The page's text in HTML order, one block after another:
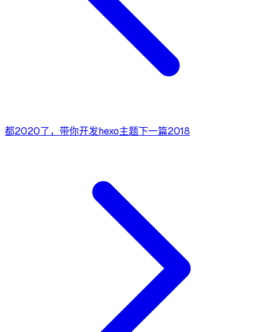
都2020了，带你开发hexo主题下一篇2018